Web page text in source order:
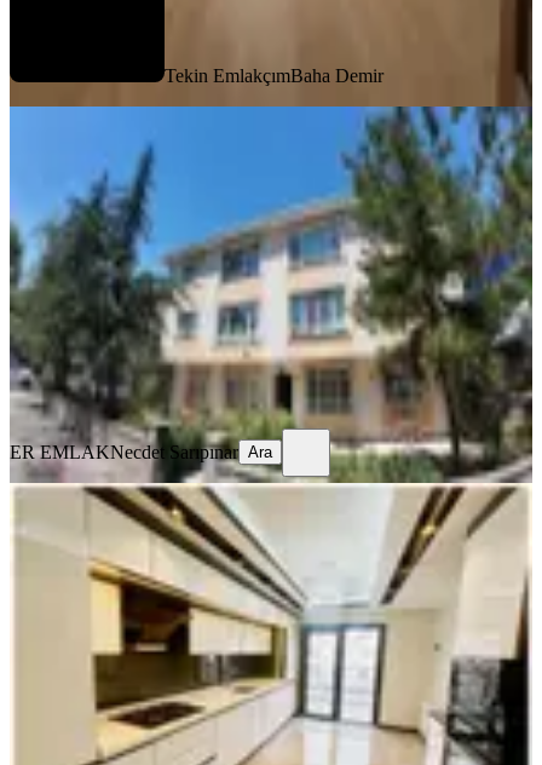
Tekin EmlakçımBaha Demir
Gazide Cadde Üzerinde 2+1 Çift
Balkon Satılık Daire
Yenimahalle, Gazi Mahallesi
2+1·90 m²·1. Kat·06.08.2026
6.300.000 ₺
ER EMLAK Necdet Sarıpınar
Ara
ER EMLAKNecdet Sarıpınar Ara
YENİ
Agen'den Burç Mahallesinde Full
Yapılı Süper Lüks 3+1 Daireler
Yenimahalle, Burç Mahallesi
3+1 · 150 m²·1. Kat·06.08.2026
7.550.000 ₺
AGEN EMLAKAhmet Güney